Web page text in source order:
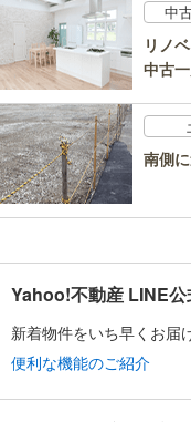
中
リノ
中古
南側
Yahoo!不動産 LINE公
新着物件をいち早くお届
便利な機能のご紹介